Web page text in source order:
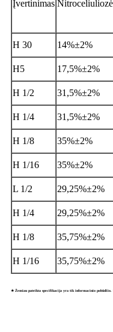
Įvertinimas Nitroceliuliozė
H 30
14%±2%
H5
17,5%±2%
H 1/2
31,5%±2%
H 1/4
31,5%±2%
H 1/8
35%±2%
H 1/16
35%±2%
L 1/2
29,25%±2%
H 1/4
29,25%±2%
H 1/8
35,75%±2%
H 1/16
35,75%±2%
★ Žemiau pateikta specifikacija yra tik informacinio